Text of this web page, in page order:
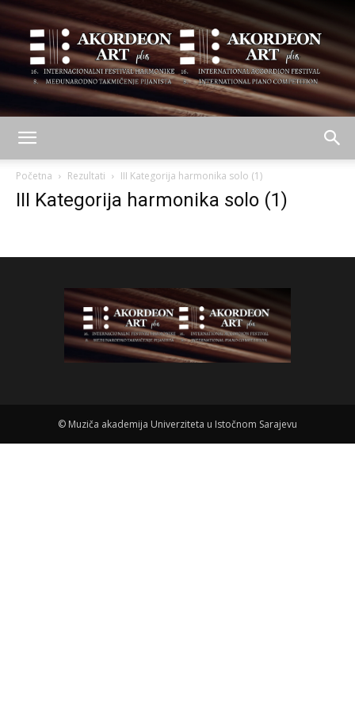
plus
Početna Rezultati III Kategorija harmonika solo (1)
III Kategorija harmonika solo (1)
© Muziča akademija Univerziteta u Istočnom Sarajevu